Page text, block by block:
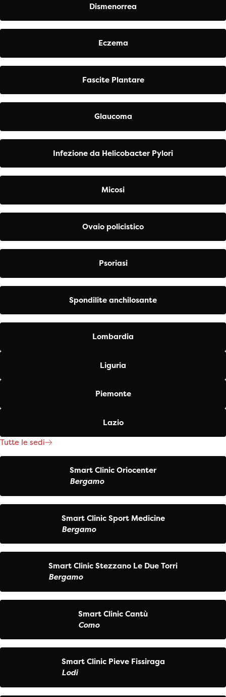
Dismenorrea
Eczema
Fascite Plantare
Glaucoma
Infezione da Helicobacter Pylori
Micosi
Ovaio policistico
Psoriasi
Spondilite anchilosante
Lombardia
Liguria
Piemonte
Lazio
Tutte le sedi
Smart Clinic Oriocenter
Bergamo
Smart Clinic Sport Medicine
Bergamo
Smart Clinic Stezzano Le Due Torri
Bergamo
Smart Clinic Cantù
Como
Smart Clinic Pieve Fissiraga
Lodi